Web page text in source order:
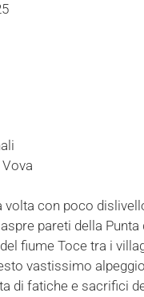
volta con poco
pareti della
fiume Toce tra i
vastissimo
di fatiche e sacrifici